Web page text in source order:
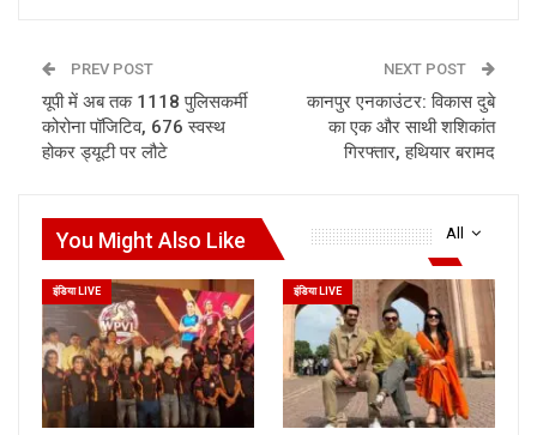
PREV POST
यूपी में अब तक 1118 पुलिसकर्मी
कोरोना पॉजिटिव, 676 स्वस्थ
होकर ड्यूटी पर लौटे
NEXT POST
कानपुर एनकाउंटर: विकास दुबे
का एक और साथी शशिकांत
गिरफ्तार, हथियार बरामद
All
You Might Also Like
इंडिया LIVE इंडिया LIVE